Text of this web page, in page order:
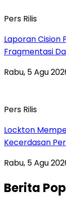
Pers Rilis
Laporan Cision
Fragmentasi
Rabu, 5 Agu
Pers Rilis
Lockton
Kecerdasan
Rabu, 5 Agu
Berita